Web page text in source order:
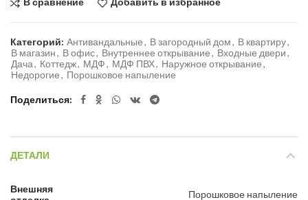
Категорий: Антивандальные, В загородный дом, В квартиру,
В магазин, В офис, Внутреннее открывание, Входные двери,
Дача, Коттедж, МДФ, МДФ ПВХ, Наружное открывание,
Недорогие, Порошковое напыление
Поделиться
ДЕТАЛИ
Внешняя
Порошковое напыление